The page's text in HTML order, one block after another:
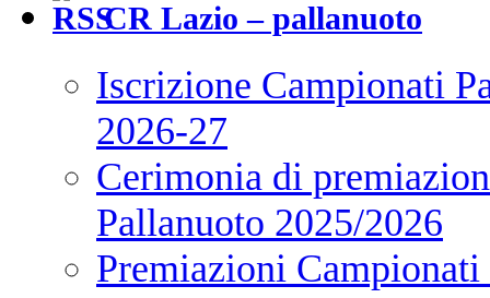
CR Lazio – pallanuoto
Iscrizione Campionati
2026-27
Cerimonia di
Pallanuoto 2025/2026
Premiazioni